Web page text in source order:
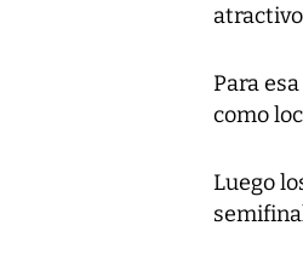
Para
como
Luego